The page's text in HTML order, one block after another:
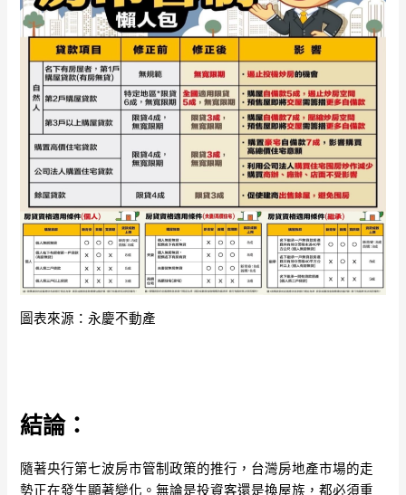
圖表來源：永慶不動產
結論：
隨著央行第七波房市管制政策的推行，台灣房地產市場的走
勢正在發生顯著變化。無論是投資客還是換屋族，都必須重